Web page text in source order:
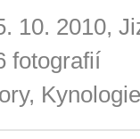
10. 2010,
fotografií
Kynologie